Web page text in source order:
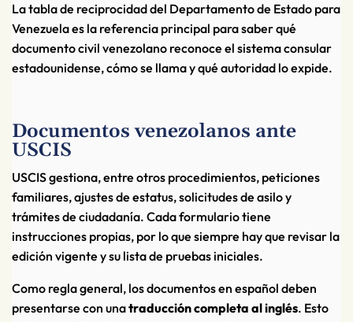
La tabla de reciprocidad del Departamento de Estado para
Venezuela es la referencia principal para saber qué
documento civil venezolano reconoce el sistema consular
estadounidense, cómo se llama y qué autoridad lo expide.
Documentos venezolanos ante
USCIS
USCIS gestiona, entre otros procedimientos, peticiones
familiares, ajustes de estatus, solicitudes de asilo y
trámites de ciudadanía. Cada formulario tiene
instrucciones propias, por lo que siempre hay que revisar la
edición vigente y su lista de pruebas iniciales.
Como regla general, los documentos en español deben
presentarse con unatraducción completa al inglés. Esto